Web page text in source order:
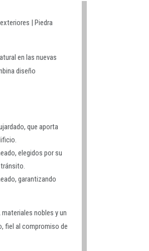
| Piedra
en las nuevas
diseño
que aporta
elegidos por su
garantizando
nobles y un
fiel al compromiso de